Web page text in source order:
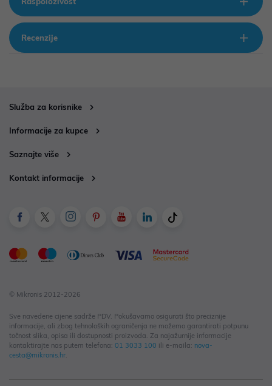
Recenzije
Služba za korisnike
Informacije za kupce
Saznajte više
Kontakt informacije
© Mikronis 2012-2026
Sve navedene cijene sadrže PDV. Pokušavamo osigurati što preciznije
informacije, ali zbog tehnoloških ograničenja ne možemo garantirati potpunu
točnost slika, opisa ili dostupnosti proizvoda. Za najažurnije informacije
kontaktirajte nas putem telefona: 01 3033 100 ili e-maila: nova-
cesta@mikronis.hr.